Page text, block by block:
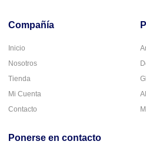
Compañía
Inicio
Nosotros
Tienda
Mi Cuenta
Contacto
Ponerse en contacto